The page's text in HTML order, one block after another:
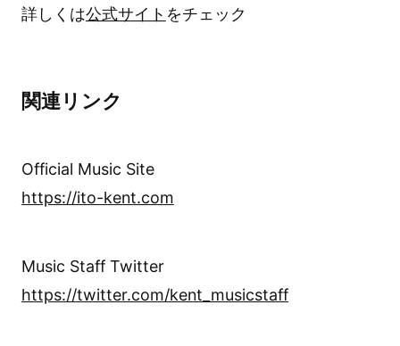
詳しくは公式サイト をチェック
関連リンク
Official Music Site
https://ito-kent.com
Music Staff Twitter
https://twitter.com/kent_musicstaff